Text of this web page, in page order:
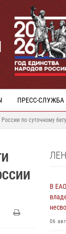
ПРЕСС-СЛУЖБА
по суточному бегу
В
06